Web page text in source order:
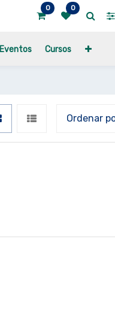
0 0
Eventos Cursos
Ordenar